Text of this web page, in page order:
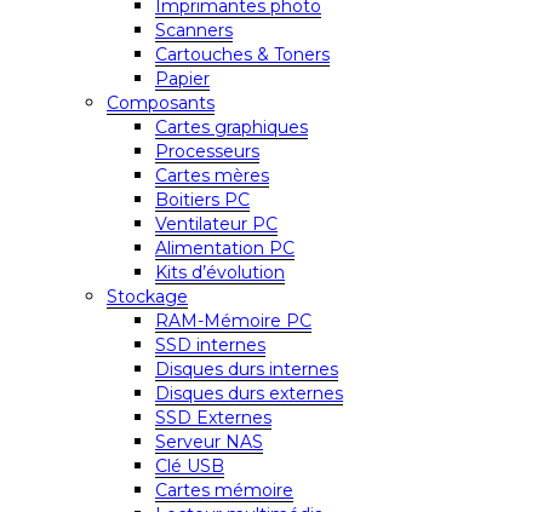
Imprimantes photo
Scanners
Cartouches & Toners
Papier
Composants
Cartes graphiques
Processeurs
Cartes mères
Boitiers PC
Ventilateur PC
Alimentation PC
Kits d’évolution
Stockage
RAM-Mémoire PC
SSD internes
Disques durs internes
Disques durs externes
SSD Externes
Serveur NAS
Clé USB
Cartes mémoire